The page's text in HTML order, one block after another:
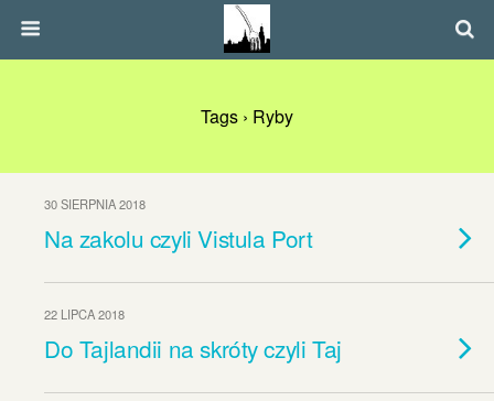
Tags › Ryby
30 SIERPNIA 2018
Na zakolu czyli Vistula Port
22 LIPCA 2018
Do Tajlandii na skróty czyli Taj